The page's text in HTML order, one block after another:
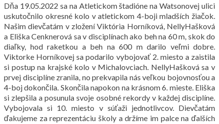
Dňa 19.05.2022 sa na Atletickom štadióne na Watsonovej ulici
uskutočnilo okresné kolo v atletickom 4-boji mladších žiačok.
Našim dievčatám v zložení Viktória Horníková, NellyHašková
a Eliška Cenknerová sa v disciplínach ako beh na 60 m, skok do
diaľky, hod raketkou a beh na 600 m darilo veľmi dobre.
Viktorke Horníkovej sa podarilo vybojovať 2. miesto a zaistila
si postup na krajské kolo v Michalovciach. NellyHašková sa v
prvej disciplíne zranila, no prekvapila nás veľkou bojovnosťou a
4-boj dokončila. Skončila napokon na krásnom 6. mieste. Eliška
si zlepšila a posunula svoje osobné rekordy v každej disciplíne.
Vybojovala si 10. miesto v súťaži jednotlivcov. Dievčatám
ďakujeme za reprezentáciu školy a držíme im palce na ďalších